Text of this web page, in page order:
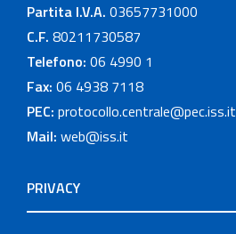
Partita I.V.A. 03657731000
C.F. 80211730587
Telefono: 06 4990 1
Fax: 06 4938 7118
PEC: protocollo.centrale@pec.iss.it
Mail: web@iss.it
PRIVACY